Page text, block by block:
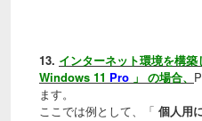
13. インターネット環境を構
Windows 11 Pro 」 の場合、
ます。
ここでは例として、「 個人用